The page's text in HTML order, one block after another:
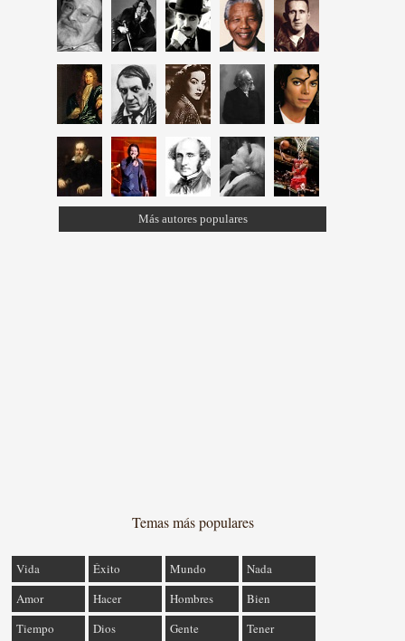
Más autores populares
Temas más populares
Vida Éxito Mundo
Nada
Amor
Hacer Hombres
Bien
Tiempo
Dios Gente Tener